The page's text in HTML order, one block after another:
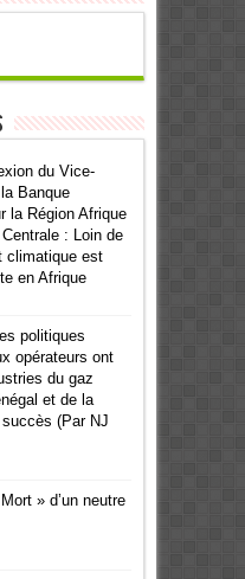
du Vice-
Banque
la Région Afrique
: Loin de
climatique est
en Afrique
politiques
opérateurs ont
du gaz
et de la
(Par NJ
» d’un neutre